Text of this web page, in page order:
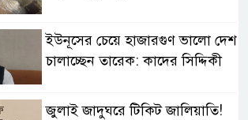
ইউনূসের চেয়ে হাজারগুণ ভালো দেশ
চালাচ্ছেন তারেক: কাদের সিদ্দিকী
জুলাই জাদুঘরে টিকিট জালিয়াতি!